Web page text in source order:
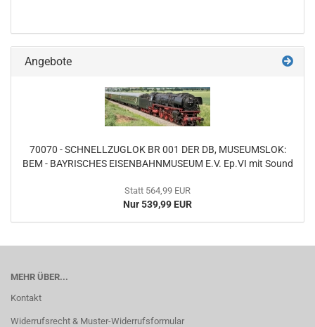
Angebote
70070 - SCHNELLZUGLOK BR 001 DER DB, MUSEUMSLOK:
BEM - BAYRISCHES EISENBAHNMUSEUM E.V. Ep.VI mit Sound
Statt 564,99 EUR
Nur 539,99 EUR
MEHR ÜBER...
Kontakt
Widerrufsrecht & Muster-Widerrufsformular